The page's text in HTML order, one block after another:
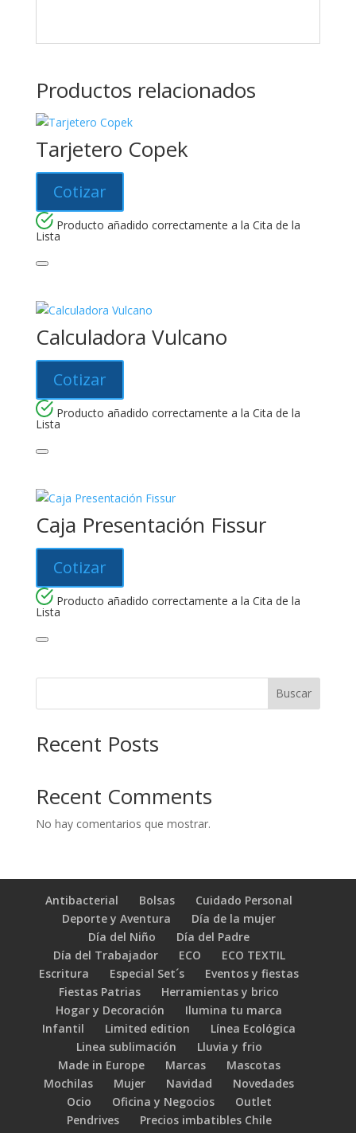
Productos relacionados
Tarjetero Copek
Cotizar
Producto añadido correctamente a la Cita de la
Lista
Calculadora Vulcano
Cotizar
Producto añadido correctamente a la Cita de la
Lista
Caja Presentación Fissur
Cotizar
Producto añadido correctamente a la Cita de la
Lista
Buscar
Recent Posts
Recent Comments
No hay comentarios que mostrar.
Antibacterial Bolsas
Cuidado Personal
Deporte y Aventura
Día de la mujer
Día del Niño
Día del Padre
Día del Trabajador
ECO
ECO TEXTIL
Escritura
Especial Set´s
Eventos y fiestas
Fiestas Patrias
Herramientas y brico
Hogar y Decoración
Ilumina tu marca
Infantil
Limited edition
Línea Ecológica
Linea sublimación
Lluvia y frio
Made in Europe
Marcas
Mascotas
Mochilas
Mujer Navidad
Novedades
Ocio
Oficina y Negocios
Outlet
Pendrives
Precios imbatibles Chile